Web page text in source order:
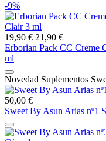
-9%
19,90 € 21,90 €
Erborian Pack CC Creme
ml
Novedad Suplementos
50,00 €
Sweet By Asun Arias nº1